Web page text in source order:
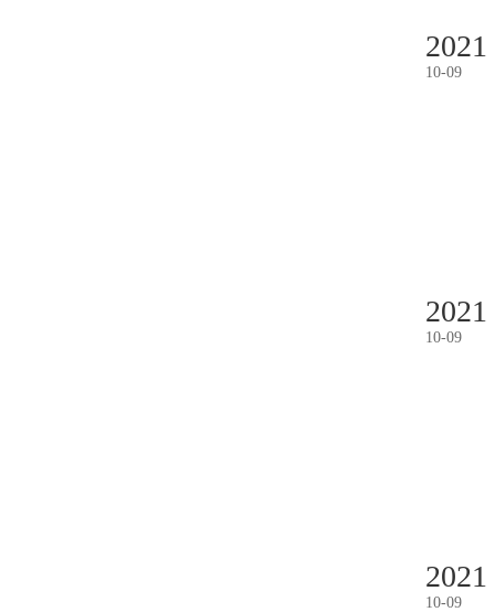
2021
10-09
2021
10-09
2021
10-09